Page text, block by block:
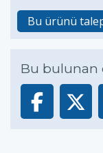
Bu ürünü
Bu bulunan